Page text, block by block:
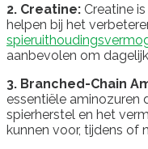
2. Creatine: Creatine
helpen bij het
aanbevolen om
3. Branched-Chain
essentiële aminozuren
spierherstel en het
kunnen voor, tijdens of